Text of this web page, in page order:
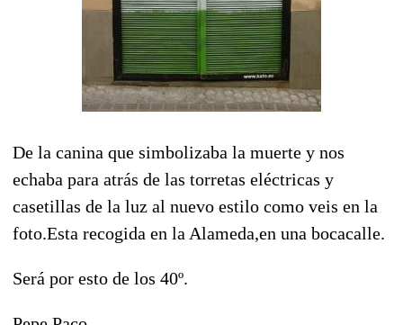
De la canina que simbolizaba la muerte y nos
echaba para atrás de las torretas eléctricas y
casetillas de la luz al nuevo estilo como veis en la
foto.Esta recogida en la Alameda,en una bocacalle.
Será por esto de los 40º.